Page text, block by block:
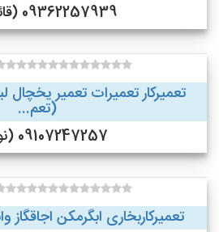
09362257939 (قائم‌شهر )
تعمیرکار تعمیرات تعمیر یخچال
(تعم...
09107247257 (نوشهر)
تعمیرکاربخاری ابگرمکن اجاقگاز